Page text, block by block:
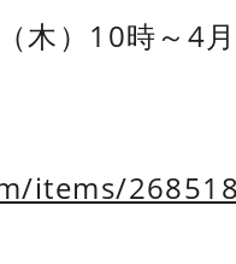
木）10時～4
items/